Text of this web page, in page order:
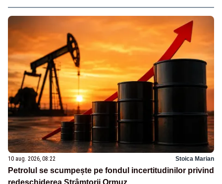
10 aug. 2026, 08:22 Stoica Marian
Petrolul se scumpește pe fondul incertitudinilor privind
redeschiderea Strâmtorii Ormuz